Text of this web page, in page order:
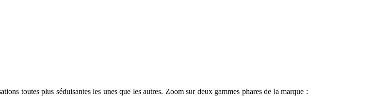
toutes plus séduisantes les unes que les autres. Zoom sur deux gammes phares de la marque :